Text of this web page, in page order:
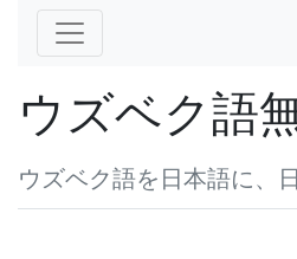
ウズベク語
ウズベク語を日本語に、